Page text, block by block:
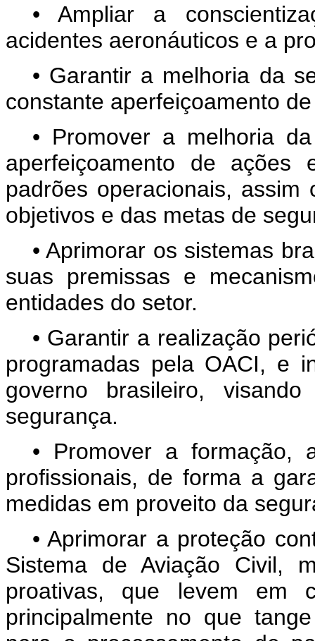
• Ampliar a
acidentes aeronáuticos e a
• Garantir a melhoria da
constante aperfeiçoamento
• Promover a melhoria
aperfeiçoamento de ações
padrões operacionais,
objetivos e das metas de
• Aprimorar os sistemas
suas premissas e
entidades do setor.
• Garantir a realização
programadas pela OACI, e
governo brasileiro,
segurança.
• Promover a formação,
profissionais, de forma a
medidas em proveito da
• Aprimorar a proteção
Sistema de Aviação Civil,
proativas, que levem em
principalmente no que